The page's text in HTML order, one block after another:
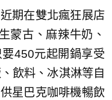
期在雙北瘋狂展店
蒙古、麻辣牛奶、
450元起開鍋享受
飲料、冰淇淋等自
星巴克咖啡機暢飲